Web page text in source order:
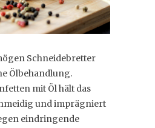
Schneidebretter
Ölbehandlung.
mit Öl hält das
und imprägniert
eindringende